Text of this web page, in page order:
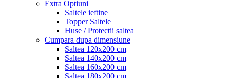
Extra Optiuni
Saltele ieftine
Topper Saltele
Huse / Protectii saltea
Cumpara dupa dimensiune
Saltea 120x200 cm
Saltea 140x200 cm
Saltea 160x200 cm
Saltea 180x200 cm